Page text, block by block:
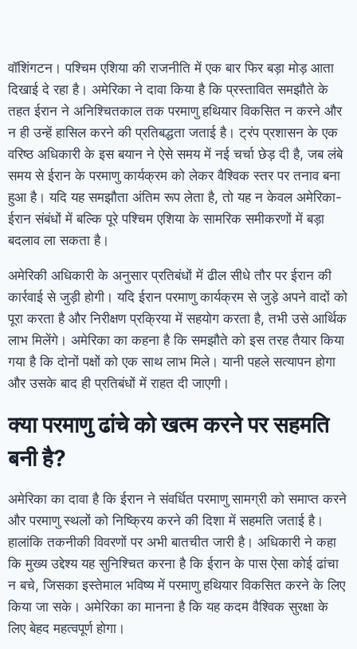
लगाई आग
छत्तीसगढ़: सीएम साय आज जारी
करेंगे महतारी वंदन योजना की 30वीं किस्त
जल्द खत्म हो सकती है अमेरिका-ईरान जंग, हूती
विद्रोहियों का यमन में मिसाइल और ड्रोन अटैक, 30
सैनिकों की मौत
वॉशिंगटन। पश्चिम एशिया की राजनीति में एक बार फिर बड़ा मोड़ आता
दिखाई दे रहा है। अमेरिका ने दावा किया है कि प्रस्तावित समझौते के
तहत ईरान ने अनिश्चितकाल तक परमाणु हथियार विकसित न करने और
न ही उन्हें हासिल करने की प्रतिबद्धता जताई है। ट्रंप प्रशासन के एक
वरिष्ठ अधिकारी के इस बयान ने ऐसे समय में नई चर्चा छेड़ दी है, जब लंबे
समय से ईरान के परमाणु कार्यक्रम को लेकर वैश्विक स्तर पर तनाव बना
हुआ है। यदि यह समझौता अंतिम रूप लेता है, तो यह न केवल अमेरिका-
ईरान संबंधों में बल्कि पूरे पश्चिम एशिया के सामरिक समीकरणों में बड़ा
बदलाव ला सकता है।
अमेरिकी अधिकारी के अनुसार प्रतिबंधों में ढील सीधे तौर पर ईरान की
कार्रवाई से जुड़ी होगी। यदि ईरान परमाणु कार्यक्रम से जुड़े अपने वादों को
पूरा करता है और निरीक्षण प्रक्रिया में सहयोग करता है, तभी उसे आर्थिक
लाभ मिलेंगे। अमेरिका का कहना है कि समझौते को इस तरह तैयार किया
गया है कि दोनों पक्षों को एक साथ लाभ मिले। यानी पहले सत्यापन होगा
और उसके बाद ही प्रतिबंधों में राहत दी जाएगी।
क्या परमाणु ढांचे को खत्म करने पर सहमति
बनी है?
अमेरिका का दावा है कि ईरान ने संवर्धित परमाणु सामग्री को समाप्त करने
और परमाणु स्थलों को निष्क्रिय करने की दिशा में सहमति जताई है।
हालांकि तकनीकी विवरणों पर अभी बातचीत जारी है। अधिकारी ने कहा
कि मुख्य उद्देश्य यह सुनिश्चित करना है कि ईरान के पास ऐसा कोई ढांचा
न बचे, जिसका इस्तेमाल भविष्य में परमाणु हथियार विकसित करने के लिए
किया जा सके। अमेरिका का मानना है कि यह कदम वैश्विक सुरक्षा के
लिए बेहद महत्वपूर्ण होगा।